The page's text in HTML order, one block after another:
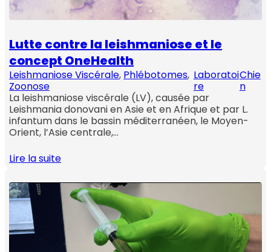
Lutte contre la leishmaniose et le
concept OneHealth
Leishmaniose Viscérale, Phlébotomes,
Zoonose
Laboratoi
re
Chie
n
La leishmaniose viscérale (LV), causée par
Leishmania donovani en Asie et en Afrique et par L.
infantum dans le bassin méditerranéen, le Moyen-
Orient, l’Asie centrale,…
Lire la suite